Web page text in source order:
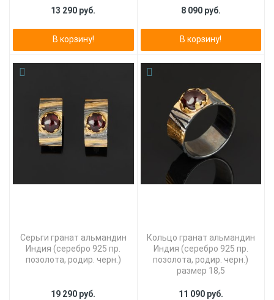
13 290 руб.
В корзину!
8 090 руб.
В корзину!
Серьги гранат альмандин
Индия (серебро 925 пр.
позолота, родир. черн.)
19 290 руб.
Кольцо гранат альмандин
Индия (серебро 925 пр.
позолота, родир. черн.)
размер 18,5
11 090 руб.